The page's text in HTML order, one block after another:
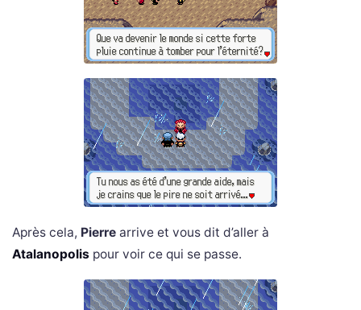
Après cela, Pierre arrive et vous dit d’aller à
Atalanopolis pour voir ce qui se passe.